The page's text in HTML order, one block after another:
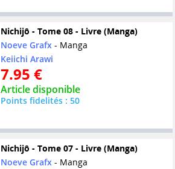
Nichijô - Tome 08 - Livre (Manga)
Noeve Grafx- Manga
Keiichi Arawi
7.95 €
Article disponible
Points fidelités : 50
Nichijô - Tome 07 - Livre (Manga)
Noeve Grafx - Manga